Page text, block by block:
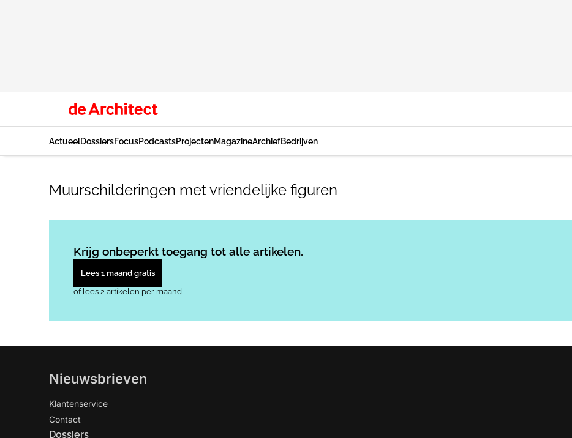
ActueelDossiersFocusPodcastsProjectenMagazineArchiefBedrijven
Muurschilderingen met vriendelijke figuren
Krijg onbeperkt toegang tot alle artikelen.
Lees 1 maand gratis
of lees 2 artikelen per maand
Nieuwsbrieven
Klantenservice
Contact
Dossiers